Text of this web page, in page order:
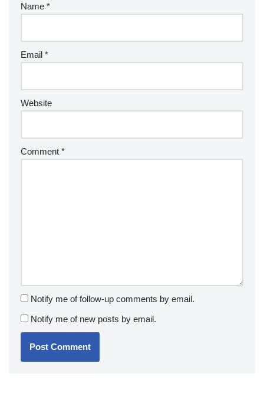
Name *
Email *
Website
Comment *
Notify me of follow-up comments by email.
Notify me of new posts by email.